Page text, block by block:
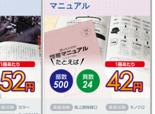
マニュアル